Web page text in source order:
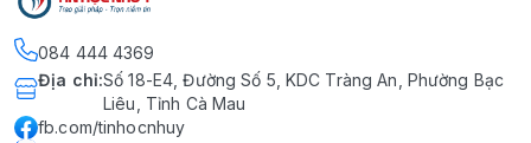
084 444 4369
Địa chỉ:Số 18-E4, Đường Số 5, KDC Tràng An, Phường Bạc
Liêu, Tỉnh Cà Mau
fb.com/tinhocnhuy